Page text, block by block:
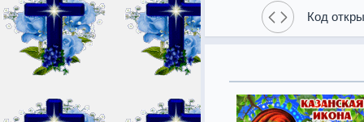
Код